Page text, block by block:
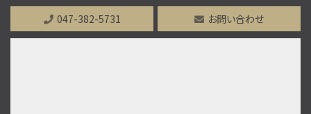
第8位
2,499万円
047-382-5731 お問い合わせ